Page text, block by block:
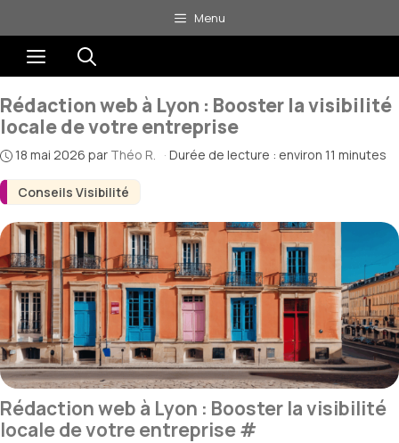
au
contenu
Menu
Menu
Conseils Visibilité
Rédaction web à Lyon : Booster la visibilité
locale de votre entreprise
18 mai 2026 par Théo R. · Durée de lecture : environ 11 minutes
Rédaction web à Lyon : Booster la visibilité
locale de votre entreprise#